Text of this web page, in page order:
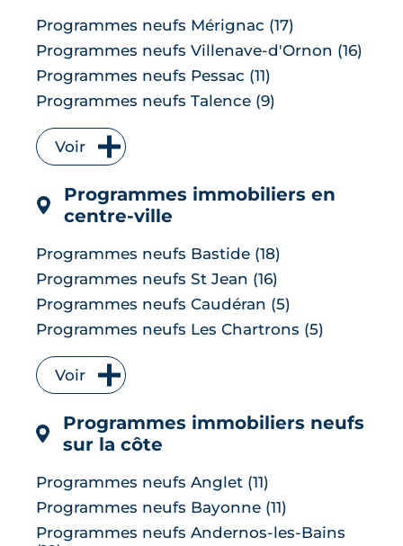
Programmes neufs Mérignac (17)
Programmes neufs Villenave-d'Ornon (16)
Programmes neufs Pessac (11)
Programmes neufs Talence (9)
Programmes neufs Bruges (7)
Programmes neufs Floirac (7)
Programmes neufs Cenon (6)
Programmes neufs Lormont (6)
Programmes neufs Le Taillan-Médoc (6)
Programmes neufs Carbon-Blanc (5)
Programmes neufs Parempuyre (5)
Programmes neufs Artigues-près-
Programmes neufs Bègles (4)
Programmes neufs Blanquefort (4)
Programmes neufs Ambarès-et-Lagrave
(3)
Programmes neufs Saint-Médard-en-
Jalles (3)
Programmes neufs Martignas-sur-Jalle (2)
Voir
Programmes immobiliers en
centre-ville
Programmes neufs Bastide (18)
Programmes neufs St Jean (16)
Programmes neufs Caudéran (5)
Programmes neufs Les Chartrons (5)
Programmes neufs Lac (5)
Programmes neufs Les Capucins (3)
Programmes neufs Bacalan (1)
Programmes neufs Hotel de ville
Quinconces (1)
Voir
Programmes immobiliers neufs
sur la côte
Programmes neufs Anglet (11)
Programmes neufs Bayonne (11)
Programmes neufs Andernos-les-Bains